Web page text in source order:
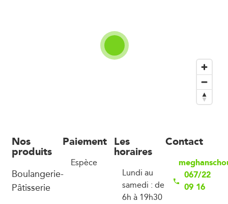
Nos
produits
Boulangerie-
Pâtisserie
Paiement
Espèce
Les
horaires
Lundi au
samedi : de
6h à 19h30
Contact
067/22
09 16